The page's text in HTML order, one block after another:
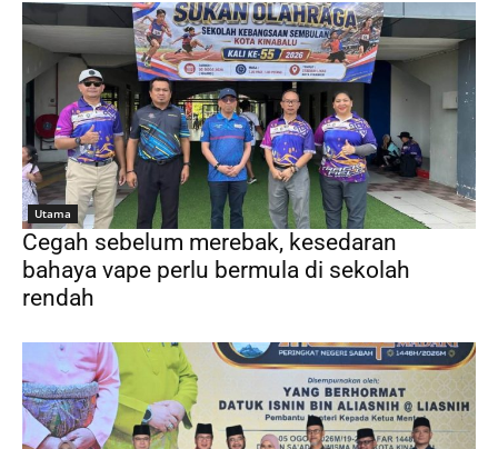
Utama
Cegah sebelum merebak, kesedaran
bahaya vape perlu bermula di sekolah
rendah